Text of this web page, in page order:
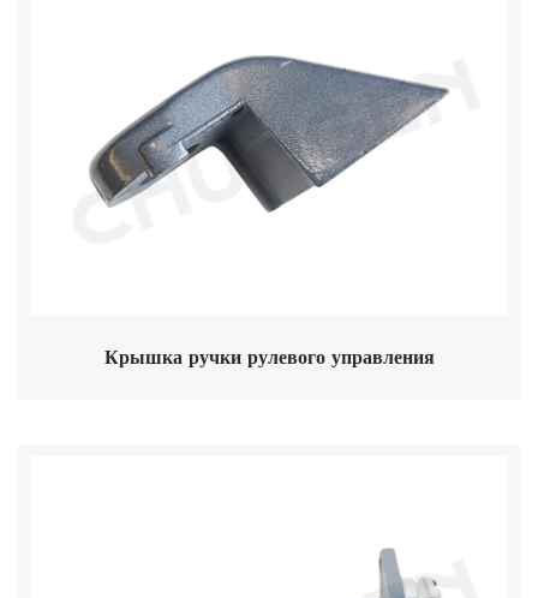
Крышка ручки рулевого управления